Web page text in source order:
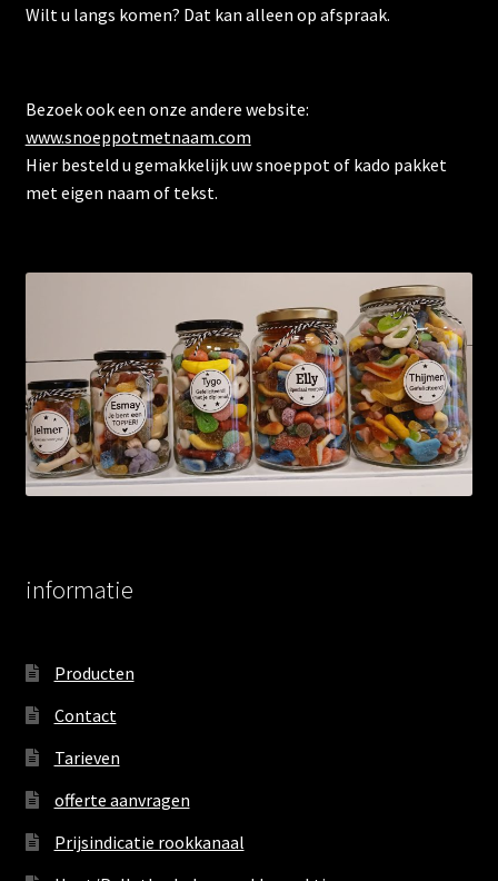
Wilt u langs komen? Dat kan alleen op afspraak.
Bezoek ook een onze andere website:
www.snoeppotmetnaam.com
Hier besteld u gemakkelijk uw snoeppot of kado pakket
met eigen naam of tekst.
informatie
Producten
Contact
Tarieven
offerte aanvragen
Prijsindicatie rookkanaal